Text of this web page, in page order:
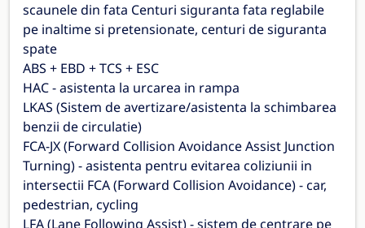
scaunele din fata Centuri siguranta fata reglabile
pe inaltime si pretensionate, centuri de siguranta
spate
ABS + EBD + TCS + ESC
HAC - asistenta la urcarea in rampa
LKAS (Sistem de avertizare/asistenta la schimbarea
benzii de circulatie)
FCA-JX (Forward Collision Avoidance Assist Junction
Turning) - asistenta pentru evitarea coliziunii in
intersectii FCA (Forward Collision Avoidance) - car,
pedestrian, cycling
LFA (Lane Following Assist) - sistem de centrare pe